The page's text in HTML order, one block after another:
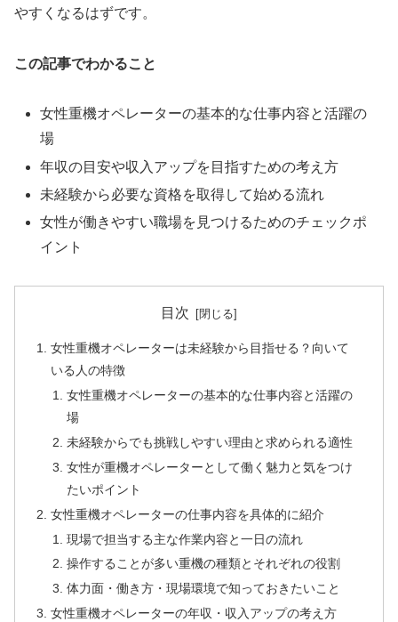
やすくなるはずです。
この記事でわかること
女性重機オペレーターの基本的な仕事内容と活躍の
場
年収の目安や収入アップを目指すための考え方
未経験から必要な資格を取得して始める流れ
女性が働きやすい職場を見つけるためのチェックポ
イント
目次
女性重機オペレーターは未経験から目指せる？向いて
いる人の特徴
女性重機オペレーターの基本的な仕事内容と活躍の
場
未経験からでも挑戦しやすい理由と求められる適性
女性が重機オペレーターとして働く魅力と気をつけ
たいポイント
女性重機オペレーターの仕事内容を具体的に紹介
現場で担当する主な作業内容と一日の流れ
操作することが多い重機の種類とそれぞれの役割
体力面・働き方・現場環境で知っておきたいこと
女性重機オペレーターの年収・収入アップの考え方